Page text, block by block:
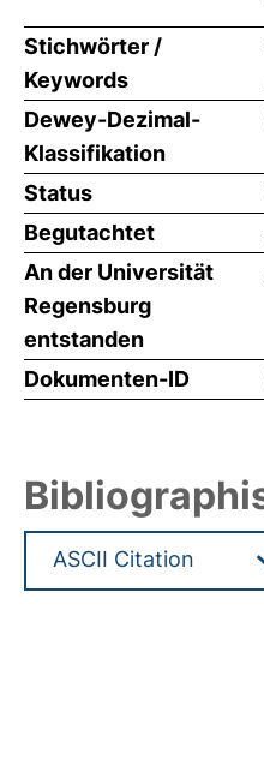
Stichwörter /
Keywords
Dewey-Dezimal-
Klassifikation
Status
Begutachtet
An der Universität
Regensburg
entstanden
Dokumenten-ID